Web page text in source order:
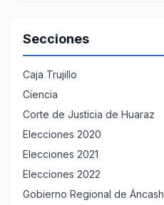
Secciones
Caja Trujillo
Ciencia
Corte de Justicia de Huaraz
Elecciones 2020
Elecciones 2021
Elecciones 2022
Gobierno Regional de Áncash